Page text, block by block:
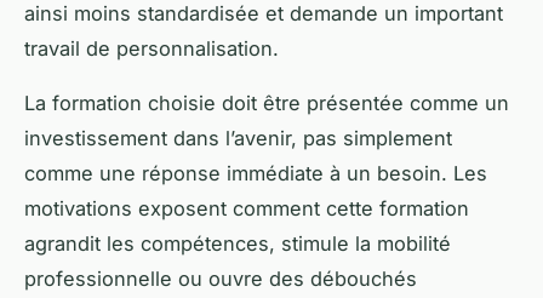
ainsi moins standardisée et demande un important
travail de personnalisation.
La formation choisie doit être présentée comme un
investissement dans l’avenir, pas simplement
comme une réponse immédiate à un besoin. Les
motivations exposent comment cette formation
agrandit les compétences, stimule la mobilité
professionnelle ou ouvre des débouchés